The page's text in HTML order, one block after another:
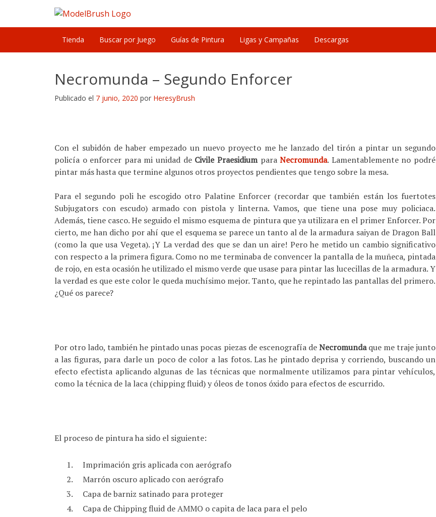
content
Tienda Buscar por Juego Guías de Pintura Ligas y Campañas Descargas
Necromunda – Segundo Enforcer
Publicado el 7 junio, 2020 por HeresyBrush
Con el subidón de haber empezado un nuevo proyecto me he lanzado del tirón a pintar un segundo
policía o enforcer para mi unidad de Civile PraesidiumparaNecromunda. Lamentablemente no podré
pintar más hasta que termine algunos otros proyectos pendientes que tengo sobre la mesa.
Para el segundo poli he escogido otro Palatine Enforcer (recordar que también están los fuertotes
Subjugators con escudo) armado con pistola y linterna. Vamos, que tiene una pose muy policiaca.
Además, tiene casco. He seguido el mismo esquema de pintura que ya utilizara en el primer Enforcer. Por
cierto, me han dicho por ahí que el esquema se parece un tanto al de la armadura saiyan de Dragon Ball
(como la que usa Vegeta). ¡Y La verdad des que se dan un aire! Pero he metido un cambio significativo
con respecto a la primera figura. Como no me terminaba de convencer la pantalla de la muñeca, pintada
de rojo, en esta ocasión he utilizado el mismo verde que usase para pintar las lucecillas de la armadura. Y
la verdad es que este color le queda muchísimo mejor. Tanto, que he repintado las pantallas del primero.
¿Qué os parece?
Por otro lado, también he pintado unas pocas piezas de escenografía deNecromundaque me traje junto
a las figuras, para darle un poco de color a las fotos. Las he pintado deprisa y corriendo, buscando un
efecto efectista aplicando algunas de las técnicas que normalmente utilizamos para pintar vehículos,
como la técnica de la laca (chipping fluid) y óleos de tonos óxido para efectos de escurrido.
El proceso de pintura ha sido el siguiente:
Imprimación gris aplicada con aerógrafo
Marrón oscuro aplicado con aerógrafo
Capa de barniz satinado para proteger
Capa de Chipping fluid de AMMO o capita de laca para el pelo